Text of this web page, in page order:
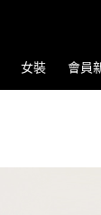
女裝 會員